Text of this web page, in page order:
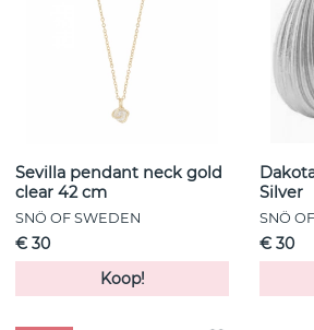
Sevilla pendant neck gold
clear 42 cm
SNÖ OF SWEDEN
€ 30
Koop!
Silver
SNÖ
€ 30